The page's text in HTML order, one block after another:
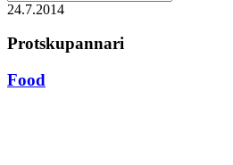
24.7.2014
Protskupannari
Food